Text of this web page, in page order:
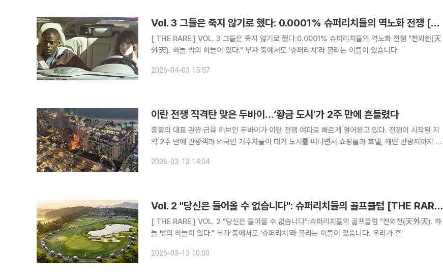
Vol. 3 그들은 죽지 않기로 했다: 0.0001% 슈퍼리치들의 역노화 전쟁 [THE RARE]
[ THE RARE ] VOL. 3 그들은 죽지 않기로 했다:0.0001% 슈퍼리치들의 역노화 전쟁 "천외천(天
外天). 하늘 밖의 하늘이 있다." 부자 중에서도 '슈퍼리치'라 불리는 이들이 있습니다
2026-04-03 15:57
이란 전쟁 직격탄 맞은 두바이…‘황금 도시’가 2주 만에 흔들렸다
중동의 대표 관광·금융 허브인 두바이가 이란 전쟁 여파로 빠르게 얼어붙고 있다. 전쟁이 시작된 지
약 2주 만에 관광객과 외국인 거주자들이 대거 도시를 떠나면서 쇼핑몰과 호텔, 해변 관광지까지 한
는 급격히 식었으며, 외국인 중심으로 성장해 온 도시 구조가 이번
2026-03-13 14:04
Vol. 2 "당신은 들어올 수 없습니다": 슈퍼리치들의 골프클럽 [THE RARE]
[ THE RARE ] VOL. 2 "당신은 들어올 수 없습니다":슈퍼리치들의 골프클럽 "천외천(天外天). 하
늘 밖의 하늘이 있다." 부자 중에서도 '슈퍼리치'라 불리는 이들이 있습니다. 우리가 흔
2026-03-13 10:00